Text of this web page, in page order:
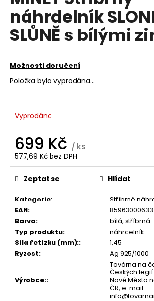
5
hvězdiček.
náhrdelník
SLŮNĚ s bílými
Možnosti doručení
Položka byla vyprodána…
Vyprodáno
699 Kč / ks
577,69 Kč bez DPH
Měrná
cena:
Kategorie:
Stříbrné
EAN:
Barva:
bílá, stříbrná
Typ produktu:
náhrdelník
Síla řetízku (mm)::
1,45
Ryzost: Ag 925/1000
Výrobce::
Továrna na
Českých legií
Nové Město
ČR, e-mail:
Zeptat se Hlídat
a
j
í
?
D
o
p
u
č
u
e
e